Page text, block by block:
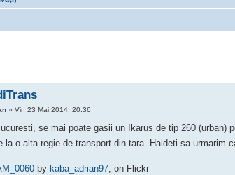
» Vin 23 Mai 2014, 20:36
se mai poate gasii un Ikarus de tip 260
la o alta regie de transport din tara. Haideti sa urmarim
by kaba_adrian97, on Flickr